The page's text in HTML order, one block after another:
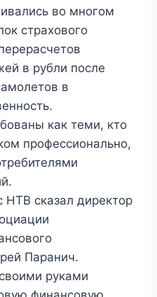
во многом
страхового
в рубли после
в
как теми, кто
профессионально,
НТВ сказал директор
Паранич.
руками